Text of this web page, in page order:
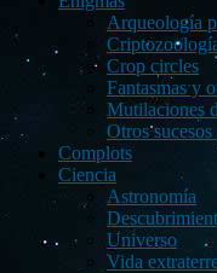
Arqueología
Crop circles
Fantasmas y
Mutilaciones
Otros
Complots
Ciencia
Astronomía
Universo
Vida